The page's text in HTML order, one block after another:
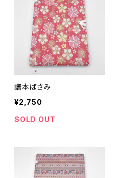
譜本ばさみ
¥2,750
SOLD OUT